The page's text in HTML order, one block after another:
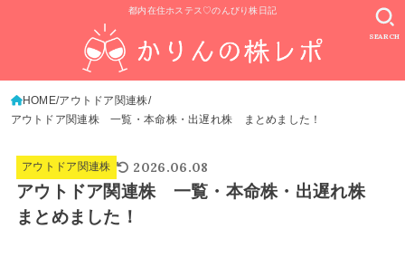
都内在住ホステス♡のんびり株日記
SEARCH
HOME アウトドア関連株
アウトドア関連株 一覧・本命株・出遅れ株 まとめました！
アウトドア関連株 2026.06.08
アウトドア関連株 一覧・本命株・出遅れ株
まとめました！